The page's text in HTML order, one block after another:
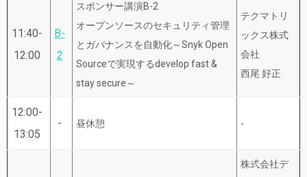
11:40-
12:00
B-
2
スポンサー講演B-2
オープンソースのセキュリティ管理
とガバナンスを自動化～Snyk Open
Sourceで実現するdevelop fast &
stay secure～
テクマトリ
ックス株式
会社
西尾 好正
12:00-
13:05
- 昼休憩 -
株式会社デ